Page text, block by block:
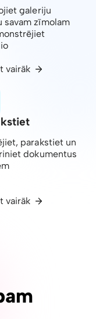
galeriju
savam zīmolam
vairāk
parakstiet un
dokumentus
vairāk